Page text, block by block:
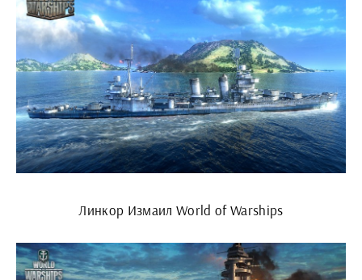
Линкор Измаил World of Warships